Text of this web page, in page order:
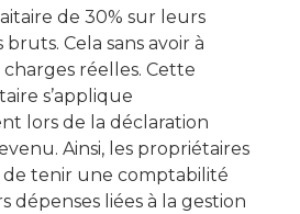
de 30% sur leurs
Cela sans avoir à
réelles. Cette
s’applique
lors de la déclaration
Ainsi, les propriétaires
de tenir une comptabilité
dépenses liées à la gestion